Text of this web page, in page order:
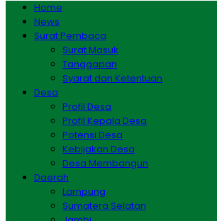
Home
News
Surat Pembaca
Surat Masuk
Tanggapan
Syarat dan Ketentuan
Desa
Profil Desa
Profil Kepala Desa
Potensi Desa
Kebijakan Desa
Desa Membangun
Daerah
Lampung
Sumatera Selatan